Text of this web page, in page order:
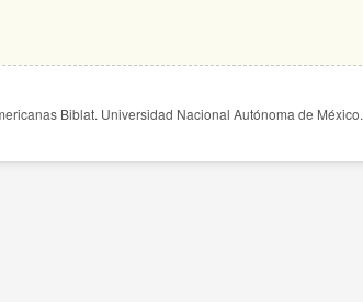
Biblat. Universidad Nacional Autónoma de México.